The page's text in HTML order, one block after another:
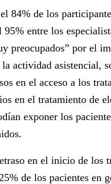
84% de los
95% entre los
preocupados” por el
actividad asistencial,
en el acceso a los
en el tratamiento de
exponer los
en el inicio de los
de los pacientes en